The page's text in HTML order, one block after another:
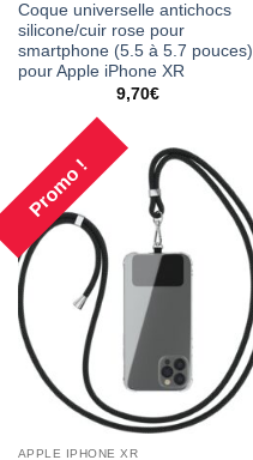
Coque universelle antichocs
silicone/cuir rose pour
smartphone (5.5 à 5.7 pouces)
pour Apple iPhone XR
9,70€
Promo !
APPLE IPHONE XR